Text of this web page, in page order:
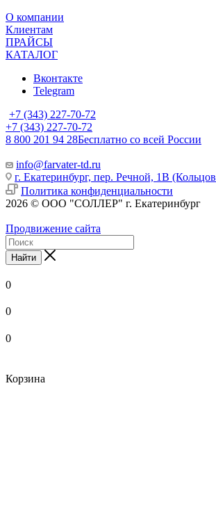
О компании
Клиентам
ПРАЙСЫ
КАТАЛОГ
Вконтакте
Telegram
+7 (343) 227-70-72
+7 (343) 227-70-72
8 800 201 94 28Бесплатно со всей России
info@farvater-td.ru
г. Екатеринбург, пер. Речной, 1В
Политика конфиденциальности
2026 © ООО "СОЛЛЕР" г. Екатеринбург
Продвижение сайта
Найти
0
0
0
Корзина